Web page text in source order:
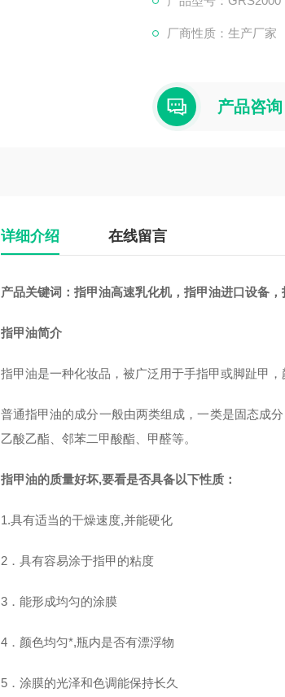
厂商性质：生产厂家
产品咨询
详细介绍 在线留言
产品关键词： 指甲油高速乳化机，指甲油进口设备
指甲油简介
指甲油是一种化妆品，被广泛用于手指甲或脚趾甲，
普通指甲油的成分一般由两类组成，一类是固态成
乙酸乙酯
邻苯二甲酸酯 甲醛等。
指甲油的质量好坏,要看是否具备以下性质：
1.具有适当的干燥速度,并能硬化
2．具有容易涂于指甲的粘度
3．能形成均匀的涂膜
4．颜色均匀*,瓶内是否有漂浮物
5．涂膜的光泽和色调能保持长久